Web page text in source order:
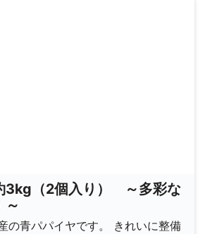
（2個入り） ～多彩な
～
の青パパイヤです。 きれいに整備